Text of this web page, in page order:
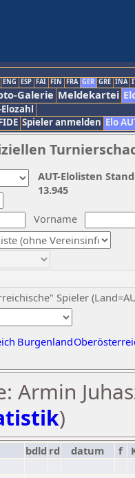
ENG ESP FAI FIN FRA GER GRE INA
Galerie Meldekartei
Spieler anmelden Elo
Vorname
Spieler
Burgenland
AUT-Elolisten
13.945
Armin
)
bdld rd datum f